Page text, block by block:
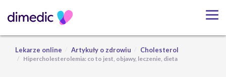
Lekarze online Artykuły o zdrowiu Cholesterol
Hipercholesterolemia: co to jest, objawy, leczenie, dieta